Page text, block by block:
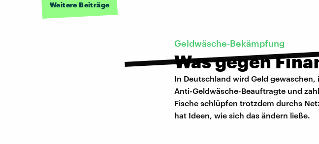
Weitere Beiträge
Geldwäsche-Bekämpfung
Was gegen
In Deutschland wird Geld
Anti-Geldwäsche-Beauftragte und
Fische schlüpfen trotzdem durchs
hat Ideen, wie sich das ändern ließe.